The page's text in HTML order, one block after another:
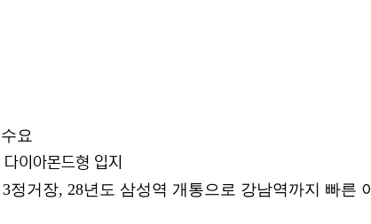
요
이아몬드형 입지
정거장, 28년도 삼성역 개통으로 강남역까지 빠른 이